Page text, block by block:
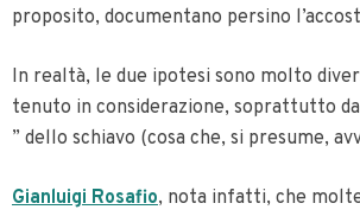
proposito, documentano persino
In realtà, le due ipotesi sono molto
tenuto in considerazione, soprattutto
” dello schiavo (cosa che, si presume,
Gianluigi Rosafio, nota infatti, che